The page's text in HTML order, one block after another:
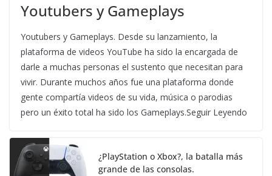
Youtubers y Gameplays
Youtubers y Gameplays. Desde su lanzamiento, la
plataforma de videos YouTube ha sido la encargada de
darle a muchas personas el sustento que necesitan para
vivir. Durante muchos años fue una plataforma donde
gente compartía videos de su vida, música o parodias
pero un éxito total ha sido los Gameplays.Seguir Leyendo
¿PlayStation o Xbox?, la batalla más
grande de las consolas.